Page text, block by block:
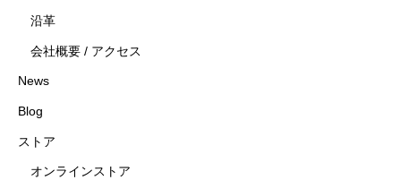
沿革
会社概要 / アクセス
News
Blog
ストア
オンラインストア